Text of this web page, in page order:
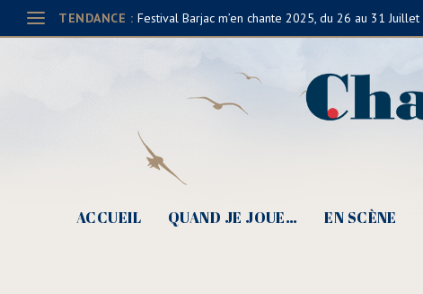
TENDANCE : Festival Barjac m’en chante 2025, du 26 au 31 Juillet
ACCUEIL QUAND JE JOUE… EN SCÈNE